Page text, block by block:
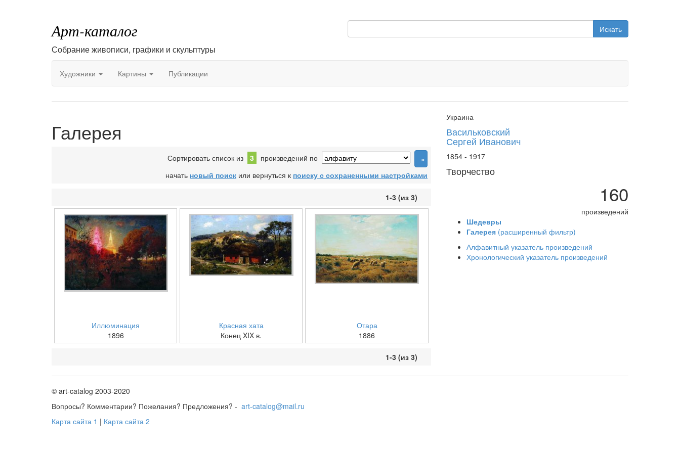
Арт-каталог
Собрание живописи, графики и скульптуры
Искать
Художники Картины Публикации
Галерея
Сортировать список из 3
произведений по
начать новый поиск или вернуться к поиску с сохраненными настройками
1-3 (из 3)
Иллюминация
1896
Красная хата
Конец XIX в.
Отара
1886
1-3 (из 3)
Украина
Васильковский
Сергей Иванович
1854 - 1917
Творчество
160
произведений
Шедевры
Галерея (расширенный фильтр)
Алфавитный указатель произведений
Хронологический указатель произведений
© art-catalog 2003-2020
Вопросы? Комментарии? Пожелания? Предложения? - art-catalog@mail.ru
Карта сайта 1 | Карта сайта 2